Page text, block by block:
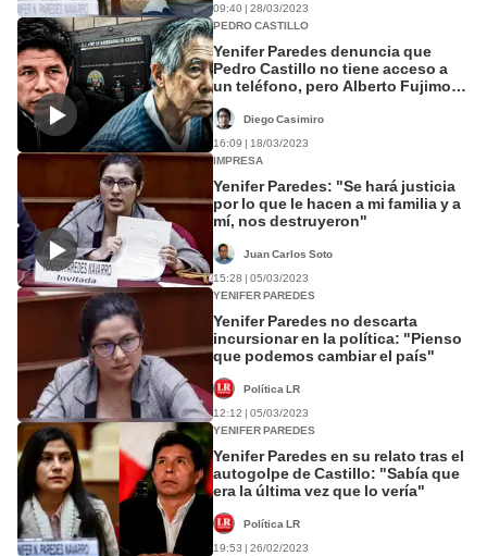
09:40 | 28/03/2023
PEDRO CASTILLO
Yenifer Paredes denuncia que
Pedro Castillo no tiene acceso a
un teléfono, pero Alberto Fujimori
Diego Casimiro
16:09 | 18/03/2023
IMPRESA
Yenifer Paredes: "Se hará justicia
por lo que le hacen a mi familia y a
mí, nos destruyeron"
Juan Carlos Soto
15:28 | 05/03/2023
YENIFER PAREDES
Yenifer Paredes no descarta
incursionar en la política: "Pienso
que podemos cambiar el país"
Política LR
12:12 | 05/03/2023
YENIFER PAREDES
Yenifer Paredes en su relato tras el
autogolpe de Castillo: "Sabía que
era la última vez que lo vería"
Política LR
19:53 | 26/02/2023